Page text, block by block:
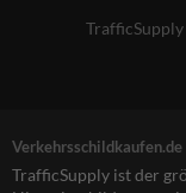
TrafficSupply ist der